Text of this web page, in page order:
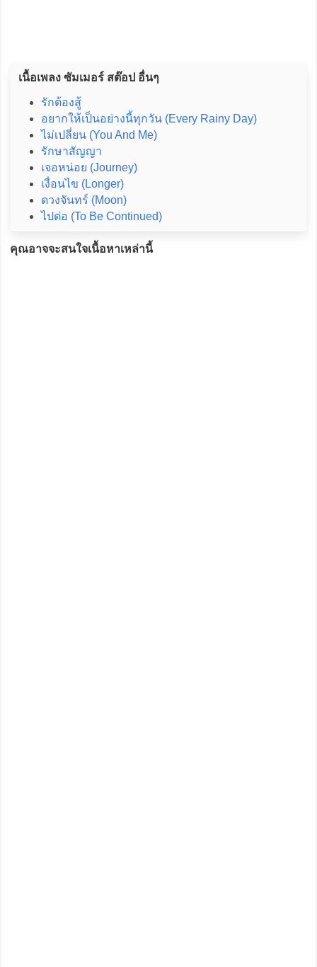
เนื้อเพลง ซัมเมอร์ สต๊อป อื่นๆ
รักต้องสู้
อยากให้เป็นอย่างนี้ทุกวัน (Every Rainy Day)
ไม่เปลี่ยน (You And Me)
รักษาสัญญา
เจอหน่อย (Journey)
เงื่อนไข (Longer)
ดวงจันทร์ (Moon)
ไปต่อ (To Be Continued)
คุณอาจจะสนใจเนื้อหาเหล่านี้